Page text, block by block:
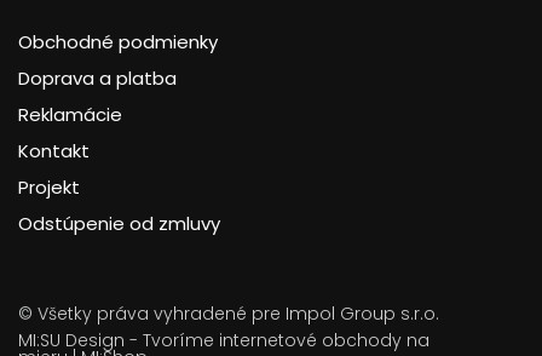
Obchodné podmienky
Doprava a platba
Reklamácie
Kontakt
Projekt
Odstúpenie od zmluvy
© Všetky práva vyhradené pre Impol Group s.r.o.
MI:SU Design - Tvoríme internetové obchody na